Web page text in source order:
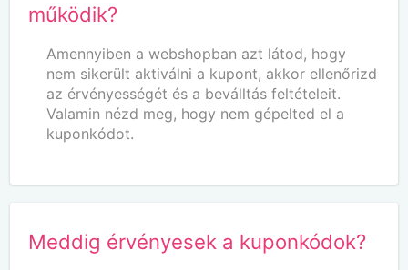
működik?
Amennyiben a webshopban azt látod, hogy
nem sikerült aktiválni a kupont, akkor ellenőrizd
az érvényességét és a beválltás feltételeit.
Valamin nézd meg, hogy nem gépelted el a
kuponkódot.
Meddig érvényesek a kuponkódok?